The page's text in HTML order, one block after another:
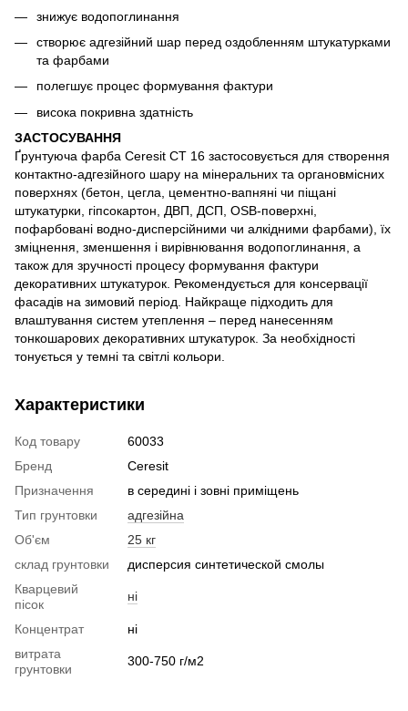
знижує водопоглинання
cтворює адгезійний шар перед оздобленням штукатурками
та фарбами
полегшує процес формування фактури
висока покривна здатність
ЗАСТОСУВАННЯ
Ґрунтуюча фарба Ceresit СТ 16 застосовується для створення
контактно-адгезійного шару на мінеральних та органовмісних
поверхнях (бетон, цегла, цементно-вапняні чи піщані
штукатурки, гіпсокартон, ДВП, ДСП, OSB-поверхні,
пофарбовані водно-дисперсійними чи алкідними фарбами), їх
зміцнення, зменшення і вирівнювання водопоглинання, а
також для зручності процесу формування фактури
декоративних штукатурок. Рекомендується для консервації
фасадів на зимовий період. Найкраще підходить для
влаштування систем утеплення – перед нанесенням
тонкошарових декоративних штукатурок. За необхідності
тонується у темні та світлі кольори.
Характеристики
Код товару
60033
Бренд
Ceresit
Призначення
в середині і зовні приміщень
Тип грунтовки
адгезійна
Об'єм
25 кг
склад грунтовки
дисперсия синтетической смолы
Кварцевий
пісок
ні
Концентрат
ні
витрата
грунтовки
300-750 г/м2